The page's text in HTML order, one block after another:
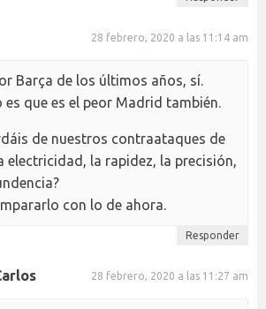
28 febrero, 2020 a las 11:14 am
Barça de los últimos años, sí.
es que es el peor Madrid también.
de nuestros contraataques de
electricidad, la rapidez, la precisión,
con lo de ahora.
Responder
28 febrero, 2020 a las 11:27 am